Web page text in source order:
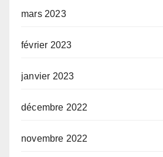
mars 2023
février 2023
janvier 2023
décembre 2022
novembre 2022